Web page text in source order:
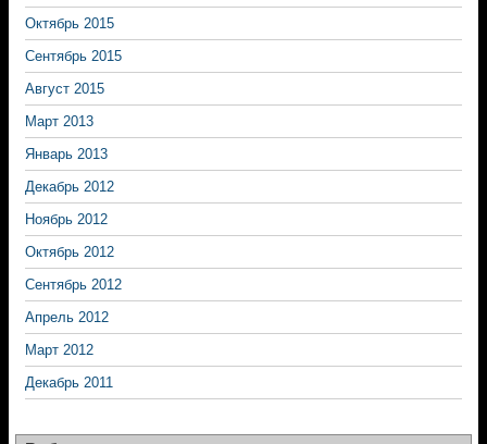
Октябрь 2015
Сентябрь 2015
Август 2015
Март 2013
Январь 2013
Декабрь 2012
Ноябрь 2012
Октябрь 2012
Сентябрь 2012
Апрель 2012
Март 2012
Декабрь 2011